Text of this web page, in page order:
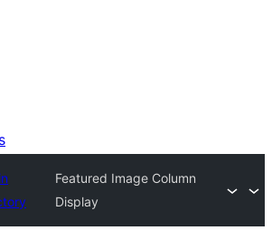
Featured Image Column
Display